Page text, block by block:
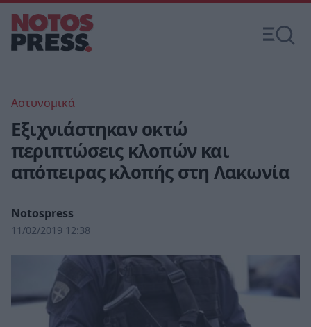
Αστυνομικά
Εξιχνιάστηκαν οκτώ
περιπτώσεις κλοπών και
απόπειρας κλοπής στη Λακωνία
Notospress
11/02/2019 12:38